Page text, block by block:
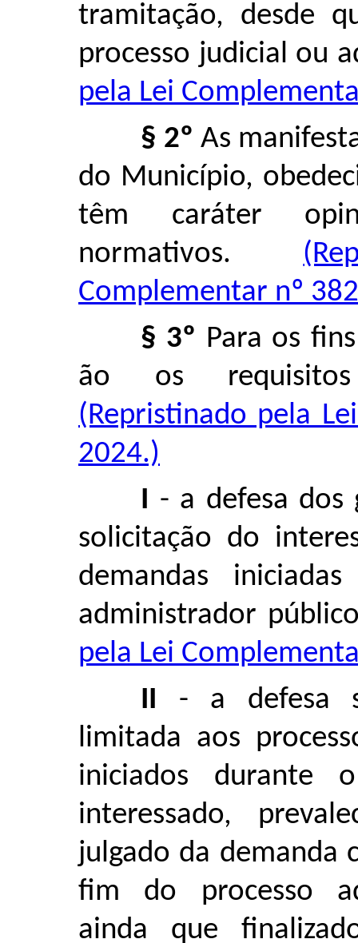
tramitação, desde
processo judicial ou
pela Lei
§ 2º As
do Município,
têm caráter
normativos.
Complementar nº
§ 3º Para os
ão os requisitos
(Repristinado pela
2024.)
I - a defesa dos
solicitação do
demandas
administrador
pela Lei
II - a defesa
limitada aos
iniciados durante
interessado,
julgado da demanda
fim do processo
ainda que